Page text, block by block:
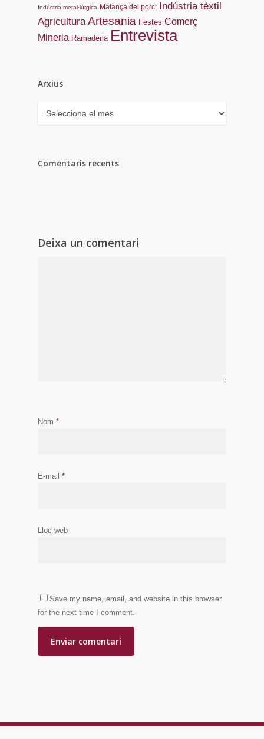
Indústria metal·lúrgica Matança del porc; Indústria tèxtil
Agricultura Artesania Festes Comerç
Mineria Ramaderia Entrevista
Arxius
Arxius
Comentaris recents
Deixa un comentari
Nom *
E-mail *
Lloc web
Save my name, email, and website in this browser
for the next time I comment.